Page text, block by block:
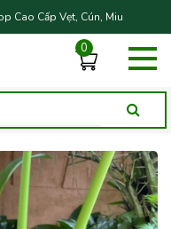
Cao Cấp Vẹt, Cún, Miu
0